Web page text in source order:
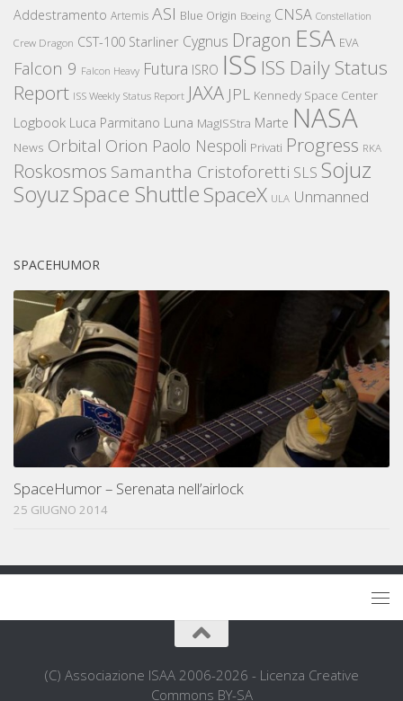
Addestramento Artemis ASI Blue Origin Boeing CNSA Constellation
Crew Dragon CST-100 Starliner Cygnus Dragon ESA EVA
Falcon 9 Falcon Heavy Futura ISRO ISS ISS Daily Status
Report ISS Weekly Status Report JAXA JPL Kennedy Space Center
Logbook Luca Parmitano Luna MagISStra Marte NASA
News Orbital Orion Paolo Nespoli Privati Progress RKA
Roskosmos Samantha Cristoforetti SLS Sojuz
SoyuzSpace ShuttleSpaceX ULA Unmanned
SPACEHUMOR
SpaceHumor – Serenata nell’airlock
25 GIUGNO 2014
(C) Associazione ISAA 2006-2026 - Licenza Creative
Commons BY-SA